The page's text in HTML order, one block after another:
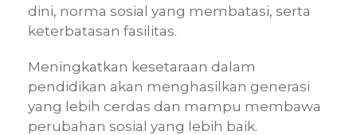
dini, norma sosial yang membatasi, serta
keterbatasan fasilitas.
Meningkatkan kesetaraan dalam
pendidikan akan menghasilkan generasi
yang lebih cerdas dan mampu membawa
perubahan sosial yang lebih baik.